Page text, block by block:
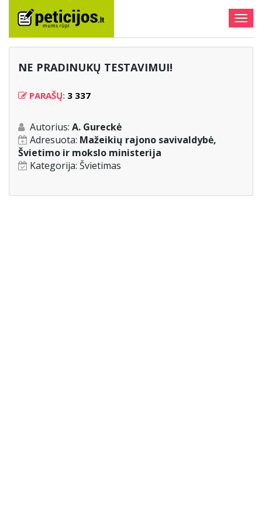
NE PRADINUKŲ TESTAVIMUI!
PARAŠŲ: 3 337
Autorius: A. Gureckė
Adresuota: Mažeikių rajono savivaldybė,
Švietimo ir mokslo ministerija
Kategorija: Švietimas